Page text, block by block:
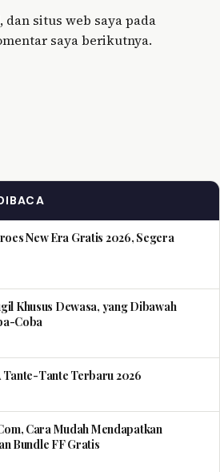
dan situs web saya pada
saya berikutnya.
New Era Gratis 2026, Segera
Khusus Dewasa, yang Dibawah
Coba
Tante-Tante Terbaru 2026
Cara Mudah Mendapatkan
Bundle FF Gratis